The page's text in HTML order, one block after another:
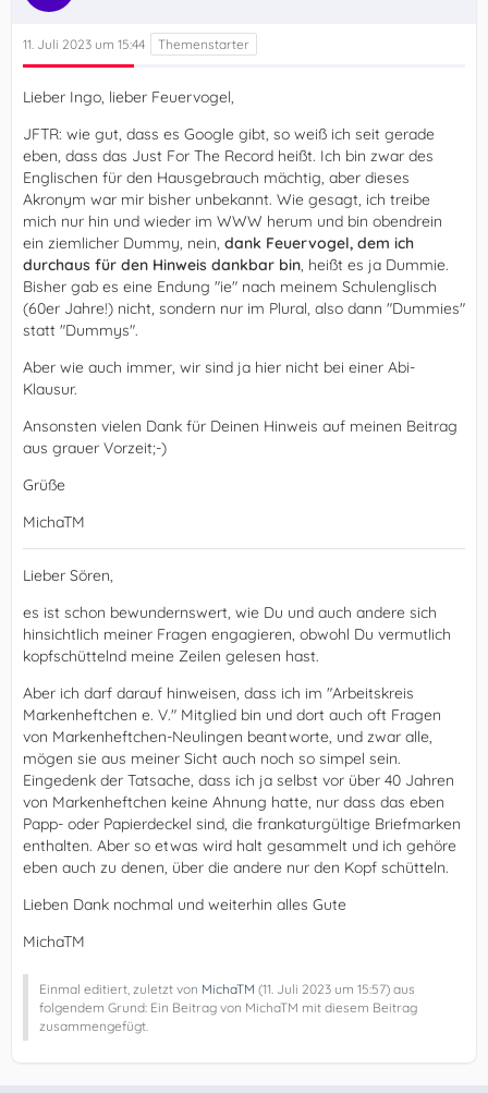
11. Juli 2023 um 15:44
Lieber Ingo, lieber Feuervogel,
JFTR: wie gut, dass es Google gibt, so weiß ich seit gerade
eben, dass das Just For The Record heißt. Ich bin zwar des
Englischen für den Hausgebrauch mächtig, aber dieses
Akronym war mir bisher unbekannt. Wie gesagt, ich treibe
mich nur hin und wieder im WWW herum und bin obendrein
ein ziemlicher Dummy, nein, dank Feuervogel, dem ich
durchaus für den Hinweis dankbar bin, heißt es ja Dummie.
Bisher gab es eine Endung "ie" nach meinem Schulenglisch
(60er Jahre!) nicht, sondern nur im Plural, also dann "Dummies"
statt "Dummys".
Aber wie auch immer, wir sind ja hier nicht bei einer Abi-
Klausur.
Ansonsten vielen Dank für Deinen Hinweis auf meinen Beitrag
aus grauer Vorzeit;-)
Grüße
MichaTM
Lieber Sören,
es ist schon bewundernswert, wie Du und auch andere sich
hinsichtlich meiner Fragen engagieren, obwohl Du vermutlich
kopfschüttelnd meine Zeilen gelesen hast.
Aber ich darf darauf hinweisen, dass ich im "Arbeitskreis
Markenheftchen e. V." Mitglied bin und dort auch oft Fragen
von Markenheftchen-Neulingen beantworte, und zwar alle,
mögen sie aus meiner Sicht auch noch so simpel sein.
Eingedenk der Tatsache, dass ich ja selbst vor über 40 Jahren
von Markenheftchen keine Ahnung hatte, nur dass das eben
Papp- oder Papierdeckel sind, die frankaturgültige Briefmarken
enthalten. Aber so etwas wird halt gesammelt und ich gehöre
eben auch zu denen, über die andere nur den Kopf schütteln.
Lieben Dank nochmal und weiterhin alles Gute
MichaTM
Einmal editiert, zuletzt von MichaTM (11. Juli 2023 um 15:57) aus
folgendem Grund: Ein Beitrag von MichaTM mit diesem Beitrag
zusammengefügt.